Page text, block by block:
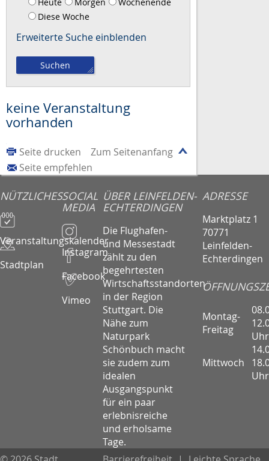
Diese Woche
Erweiterte Suche
keine Veranstaltung
vorhanden
Zum Seitenanfang
Seite drucken
Seite empfehlen
NÜTZLICHES
Veranstaltungskalender
Stadtplan
SOCIAL
MEDIA
Instagram
Facebook
Vimeo
ÜBER LEINFELDEN-
ECHTERDINGEN
Die Flughafen-
und Messestadt
zählt zu den
begehrtesten
Wirtschaftsstandorten
in der Region
Stuttgart. Die
Nähe zum
Naturpark
Schönbuch macht
sie zudem zum
idealen
Ausgangspunkt
für ein paar
erlebnisreiche
und erholsame
Tage.
ADRESSE
Marktplatz 1
70771
Leinfelden-
Echterdingen
Montag-
Freitag
Uhr
Mittwoch
Uhr